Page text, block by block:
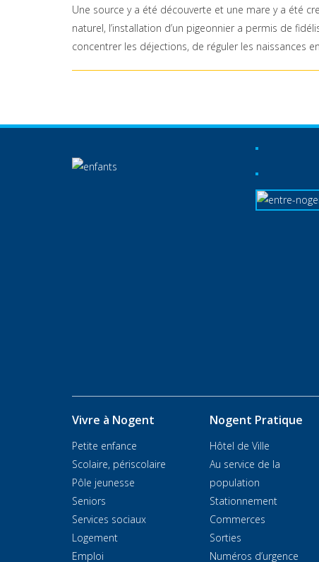
Une source y a été découverte et une mare y a été
naturel, l’installation d’un pigeonnier a permis de
concentrer les déjections, de réguler les naissances
Vivre à Nogent
Petite enfance
Scolaire, périscolaire
Pôle jeunesse
Seniors
Services sociaux
Logement
Emploi
Nogent Pratique
Hôtel de Ville
Au service de la
population
Stationnement
Commerces
Sorties
Numéros d’urgence